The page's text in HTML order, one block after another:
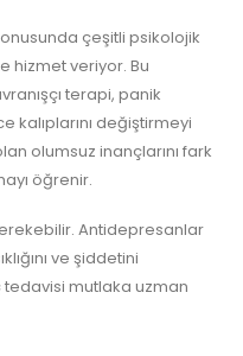
çeşitli psikolojik
hizmet veriyor. Bu
terapi, panik
kalıplarını değiştirmeyi
olumsuz inançlarını fark
öğrenir.
Antidepresanlar
ve şiddetini
mutlaka uzman